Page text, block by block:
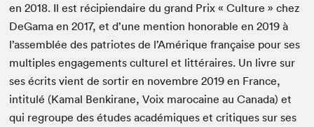
en 2018. Il est récipiendaire du grand Prix « Culture » chez
DeGama en 2017, et d’une mention honorable en 2019 à
l’assemblée des patriotes de l’Amérique française pour ses
multiples engagements culturel et littéraires. Un livre sur
ses écrits vient de sortir en novembre 2019 en France,
intitulé (Kamal Benkirane, Voix marocaine au Canada) et
qui regroupe des études académiques et critiques sur ses